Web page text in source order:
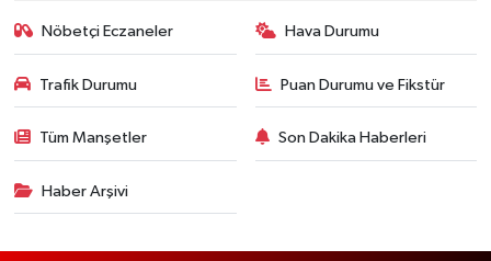
Nöbetçi Eczaneler Hava Durumu
Trafik Durumu Puan Durumu ve Fikstür
Tüm Manşetler Son Dakika Haberleri
Haber Arşivi